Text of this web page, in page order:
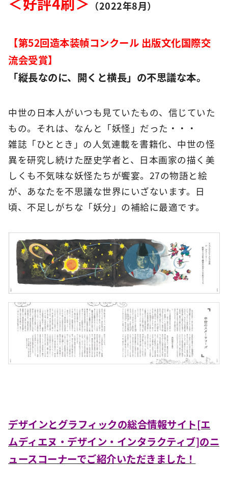
（2022年8月）
【第52回造本装幀コンクール 出版文化国際交
流会受賞】
「縦長なのに、開くと横長」の不思議な本。
中世の日本人がいつも見ていたもの、信じていた
もの。それは、なんと「妖怪」だった・・・
雑誌「ひととき」の人気連載を書籍化、中世の怪
異を研究し続けた歴史学者と、日本画家の描く美
しくも不気味な妖怪たちが饗宴。27の物語と絵
が、あなたを不思議な世界にいざないます。日
頃、不足しがちな「妖分」の補給に最適です。
デザインとグラフィックの総合情報サイト[エ
ムディエヌ・デザイン・インタラクティブ]のニ
ュースコーナーでご紹介いただきました！